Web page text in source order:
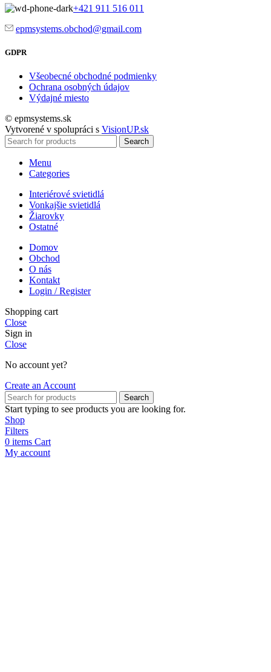
+421 911 516 011
epmsystems.obchod@gmail.com
GDPR
Všeobecné obchodné podmienky
Ochrana osobných údajov
Výdajné miesto
© epmsystems.sk
Vytvorené v spolupráci s VisionUP.sk
Search
Menu
Categories
Interiérové svietidlá
Vonkajšie svietidlá
Žiarovky
Ostatné
Domov
Obchod
O nás
Kontakt
Login / Register
Shopping cart
Close
Sign in
Close
No account yet?
Create an Account
Search
Start typing to see products you are looking for.
Shop
Filters
0 items Cart
My account